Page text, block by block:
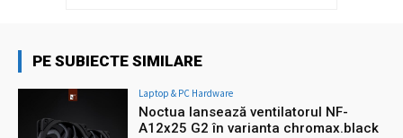
PE SUBIECTE SIMILARE
Laptop & PC Hardware
Noctua lansează ventilatorul NF-
A12x25 G2 în varianta chromax.black